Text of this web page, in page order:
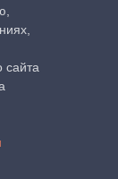
сайта